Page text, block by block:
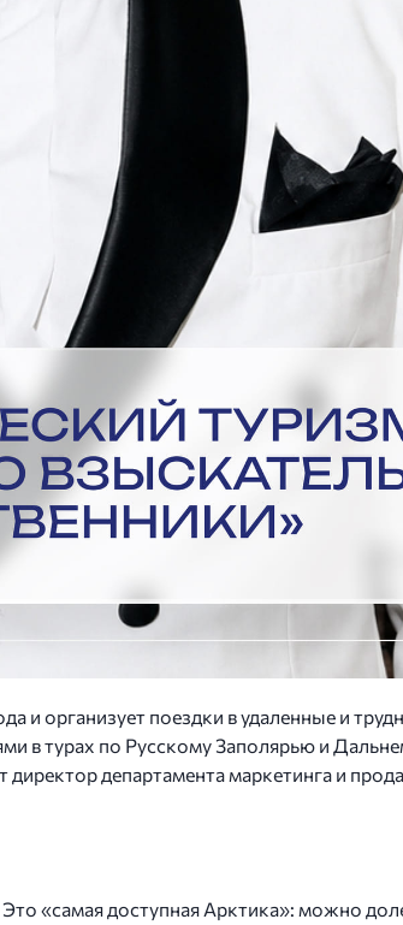
и организует поездки в удаленные и
в турах по Русскому Заполярью и
департамента маркетинга и
«самая доступная Арктика»: можно